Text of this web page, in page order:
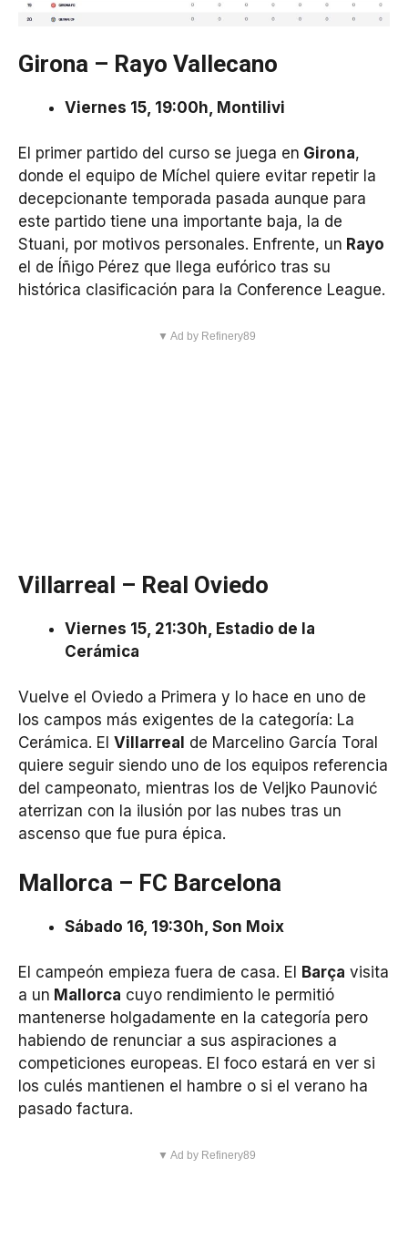
Girona – Rayo Vallecano
Viernes 15, 19:00h, Montilivi
El primer partido del curso se juega en Girona,
donde el equipo de Míchel quiere evitar repetir la
decepcionante temporada pasada aunque para
este partido tiene una importante baja, la de
Stuani, por motivos personales. Enfrente, un Rayo
el de Íñigo Pérez que llega eufórico tras su
histórica clasificación para la Conference League.
▼ Ad by Refinery89
Villarreal – Real Oviedo
Viernes 15, 21:30h, Estadio de la
Cerámica
Vuelve el Oviedo a Primera y lo hace en uno de
los campos más exigentes de la categoría: La
Cerámica. El Villarreal de Marcelino García Toral
quiere seguir siendo uno de los equipos referencia
del campeonato, mientras los de Veljko Paunović
aterrizan con la ilusión por las nubes tras un
ascenso que fue pura épica.
Mallorca – FC Barcelona
Sábado 16, 19:30h, Son Moix
El campeón empieza fuera de casa. El Barça visita
a un Mallorca cuyo rendimiento le permitió
mantenerse holgadamente en la categoría pero
habiendo de renunciar a sus aspiraciones a
competiciones europeas. El foco estará en ver si
los culés mantienen el hambre o si el verano ha
pasado factura.
▼ Ad by Refinery89